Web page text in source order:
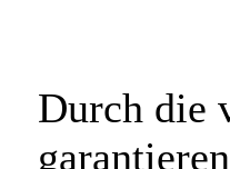
Durch die